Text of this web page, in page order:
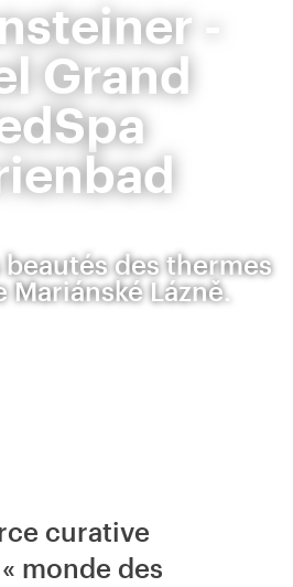
-
Grand
des thermes
Lázně.
curative
monde des